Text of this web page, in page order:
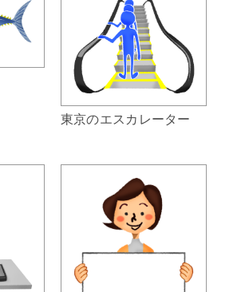
東京のエスカレーター